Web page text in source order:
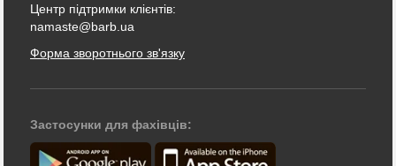
Центр підтримки клієнтів:
namaste@barb.ua
Форма зворотнього зв'язку
Застосунки для фахівців: